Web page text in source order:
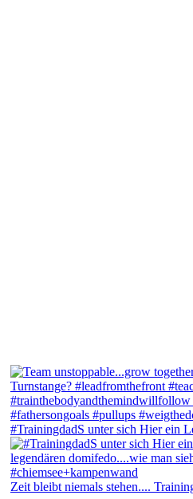
#TrainingdadS unter sich Hier ein
Zeit bleibt niemals stehen....